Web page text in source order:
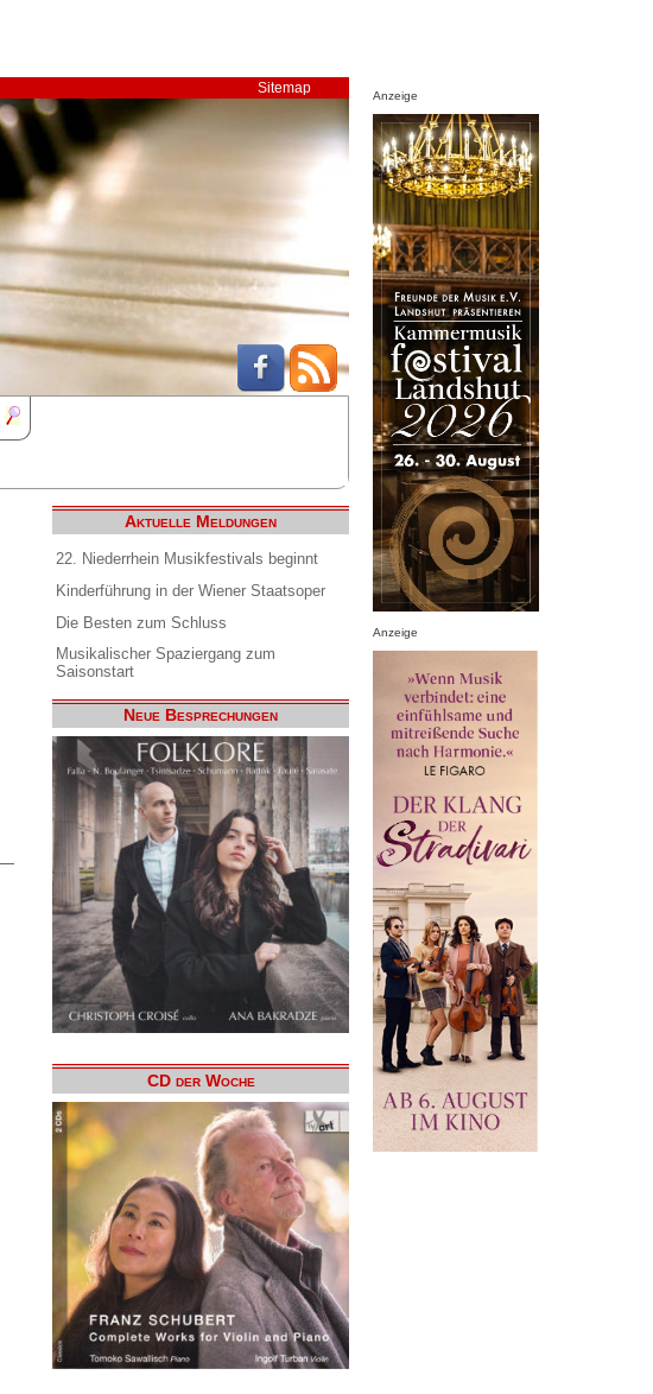
Sitemap
Aktuelle Meldungen
22. Niederrhein Musikfestivals beginnt
Kinderführung in der Wiener Staatsoper
Die Besten zum Schluss
Musikalischer Spaziergang zum
Saisonstart
Neue Besprechungen
CD der Woche
Anzeige
Anzeige